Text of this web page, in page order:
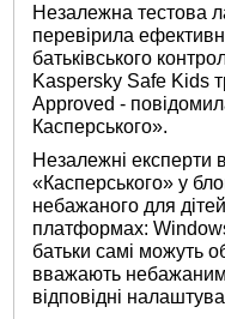
Незалежна тестова
перевірила
батьківського
Kaspersky Safe Kids
Approved -
Касперського».
Незалежні експерти
«Касперського» у
небажаного для
платформах:
батьки самі можуть
вважають небажаним
відповідні